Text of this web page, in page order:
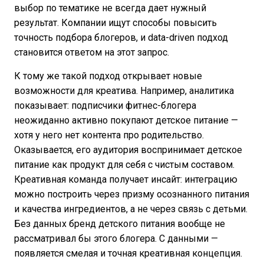
выбор по тематике не всегда дает нужный
результат. Компании ищут способы повысить
точность подбора блогеров, и data-driven подход
становится ответом на этот запрос.
К тому же такой подход открывает новые
возможности для креатива. Например, аналитика
показывает: подписчики фитнес-блогера
неожиданно активно покупают детское питание —
хотя у него нет контента про родительство.
Оказывается, его аудитория воспринимает детское
питание как продукт для себя с чистым составом.
Креативная команда получает инсайт: интеграцию
можно построить через призму осознанного питания
и качества ингредиентов, а не через связь с детьми.
Без данных бренд детского питания вообще не
рассматривал бы этого блогера. С данными —
появляется смелая и точная креативная концепция.